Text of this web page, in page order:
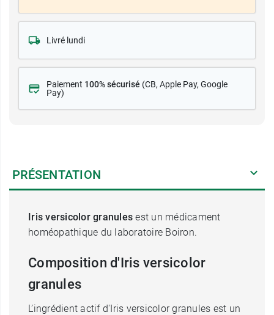
Livré lundi
Paiement 100% sécurisé (CB, Apple Pay, Google
Pay)
PRÉSENTATION
Iris versicolor granules est un médicament
homéopathique du laboratoire Boiron.
Composition d'Iris versicolor
granules
L’ingrédient actif d'Iris versicolor granules est un